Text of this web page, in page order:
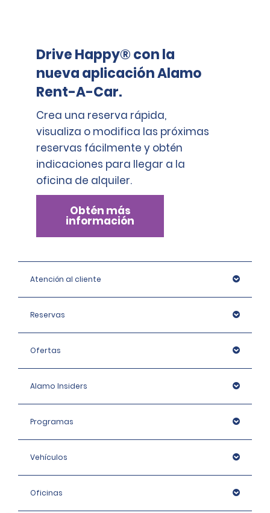
Mini, Económico, Compacto, Intermedio: 600 EUR
Minivan de pasajeros, tamaño estándar y grande:
900 EUR
para personas: 1400 EUR
Elite premium, De lujo y Elite de lujo, Vehículo grande de
transporte para personas: 1600 EUR
Drive Happy® con la
nueva aplicación Alamo
Rent-A-Car.
Crea una reserva rápida,
visualiza o modifica las próximas
reservas fácilmente y obtén
indicaciones para llegar a la
oficina de alquiler.
Obtén más
información
Atención al cliente
Reservas
Ofertas
Alamo Insiders
Programas
Vehículos
Oficinas